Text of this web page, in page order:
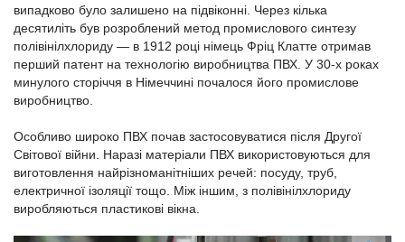
випадково було залишено на підвіконні. Через кілька
десятиліть був розроблений метод промислового синтезу
полівінілхлориду — в 1912 році німець Фріц Клатте отримав
перший патент на технологію виробництва ПВХ. У 30-х роках
минулого сторіччя в Німеччині почалося його промислове
виробництво.
Особливо широко ПВХ почав застосовуватися після Другої
Світової війни. Наразі матеріали ПВХ використовуються для
виготовлення найрізноманітніших речей: посуду, труб,
електричної ізоляції тощо. Між іншим, з полівінілхлориду
виробляються пластикові вікна.